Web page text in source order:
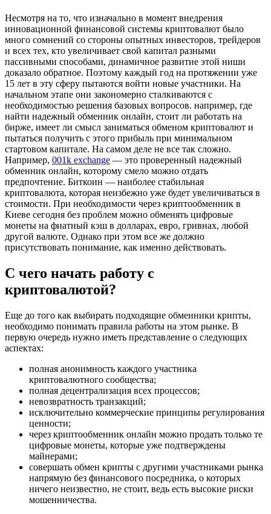
Несмотря на то, что изначально в момент внедрения
инновационной финансовой системы криптовалют было
много сомнений со стороны опытных инвесторов, трейдеров
и всех тех, кто увеличивает свой капитал разными
пассивными способами, динамичное развитие этой ниши
доказало обратное. Поэтому каждый год на протяжении уже
15 лет в эту сферу пытаются войти новые участники. На
начальном этапе они закономерно сталкиваются с
необходимостью решения базовых вопросов. например, где
найти надежный обменник онлайн, стоит ли работать на
бирже, имеет ли смысл заниматься обменом криптовалют и
пытаться получить с этого прибыль при минимальном
стартовом капитале. На самом деле не все так сложно.
Например, 001k exchange — это проверенный надежный
обменник онлайн, которому смело можно отдать
предпочтение. Биткоин — наиболее стабильная
криптовалюта, которая неизбежно уже будет увеличиваться в
стоимости. При необходимости через криптообменник в
Киеве сегодня без проблем можно обменять цифровые
монеты на фиатный кэш в долларах, евро, гривнах, любой
другой валюте. Однако при этом все же должно
присутствовать понимание, как именно действовать.
С чего начать работу с
криптовалютой?
Еще до того как выбирать подходящие обменники крипты,
необходимо понимать правила работы на этом рынке. В
первую очередь нужно иметь представление о следующих
аспектах:
полная анонимность каждого участника
криптовалютного сообщества;
полная децентрализация всех процессов;
невозвратность транзакций;
исключительно коммерческие принципы регулирования
ценности;
через криптообменник онлайн можно продать только те
цифровые монеты, которые уже подтверждены
майнерами;
совершать обмен крипты с другими участниками рынка
напрямую без финансового посредника, о которых
ничего неизвестно, не стоит, ведь есть высокие риски
мошенничества.